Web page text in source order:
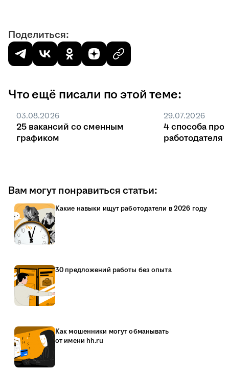
Поделиться:
Что ещё писали по этой теме:
03.08.2026
25 вакансий со сменным
графиком
29.07.2026
4 способа
работодателя
Вам могут понравиться статьи:
Какие навыки ищут работодатели в 2026 году
30 предложений работы без опыта
Как мошенники могут обманывать
от имени hh.ru